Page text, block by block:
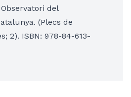
del
(Plecs de
2). ISBN: 978-84-613-